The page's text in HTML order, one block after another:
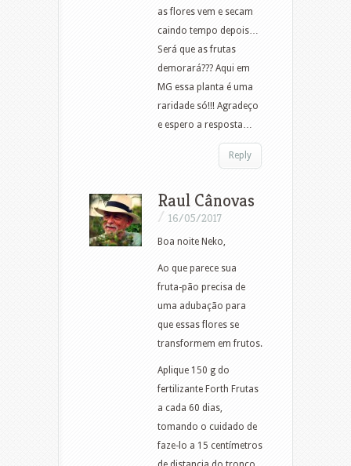
as flores vem e secam
caindo tempo depois…
Será que as frutas
demorará??? Aqui em
MG essa planta é uma
raridade só!!! Agradeço
e espero a resposta…
Reply
Raul Cânovas
/ 16/05/2017
Boa noite Neko,
Ao que parece sua
fruta-pão precisa de
uma adubação para
que essas flores se
transformem em frutos.
Aplique 150 g do
fertilizante Forth Frutas
a cada 60 dias,
tomando o cuidado de
faze-lo a 15 centímetros